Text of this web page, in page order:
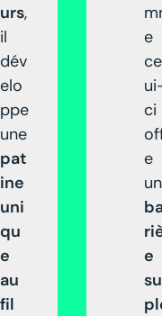
urs,
il
dév
elo
ppe
une
pat
ine
uni
qu
e
au
fil
e
ci
e
e